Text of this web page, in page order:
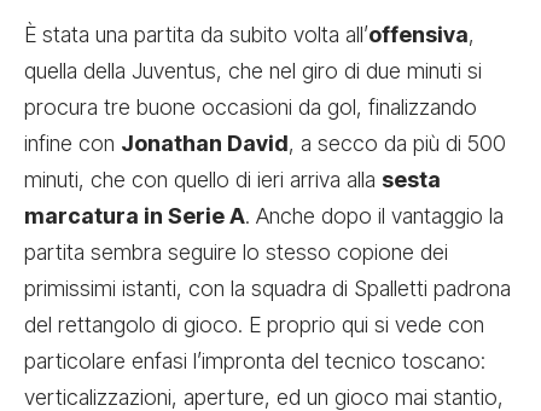
È stata una partita da subito volta all’offensiva,
quella della Juventus, che nel giro di due minuti si
procura tre buone occasioni da gol, finalizzando
infine con Jonathan David, a secco da più di 500
minuti, che con quello di ieri arriva alla sesta
marcatura in Serie A. Anche dopo il vantaggio la
partita sembra seguire lo stesso copione dei
primissimi istanti, con la squadra di Spalletti padrona
del rettangolo di gioco. E proprio qui si vede con
particolare enfasi l’impronta del tecnico toscano:
verticalizzazioni, aperture, ed un gioco mai stantio,